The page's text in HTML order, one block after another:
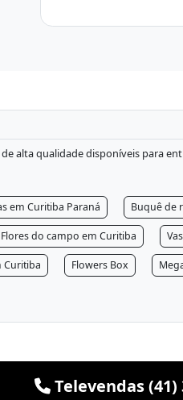
alta qualidade disponíveis para
em Curitiba Paraná Buquê de
Flores do campo em Curitiba
Curitiba Flowers Box
Televendas (41)